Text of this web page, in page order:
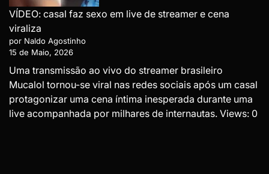
VÍDEO: casal faz sexo em live de streamer e cena
viraliza
por Naldo Agostinho
15 de Maio, 2026
Uma transmissão ao vivo do streamer brasileiro
Mucalol tornou-se viral nas redes sociais após um casal
protagonizar uma cena íntima inesperada durante uma
live acompanhada por milhares de internautas. Views: 0